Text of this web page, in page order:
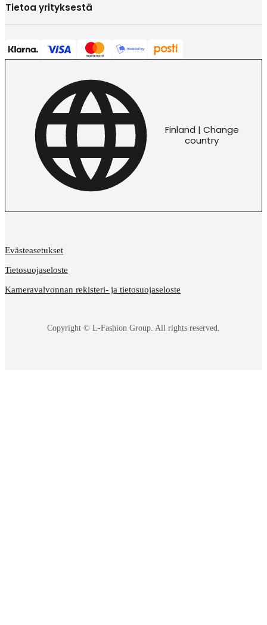
Tietoa yrityksestä
Finland | Change
country
Copyright © L-Fashion Group. All rights reserved.
Evästeasetukset
Tietosuojaseloste
Kameravalvonnan rekisteri- ja tietosuojaseloste